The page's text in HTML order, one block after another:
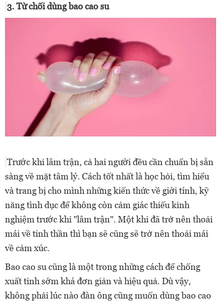
3. Từ chối dùng bao cao su
Trước khi lâm trận, cả hai người đều cần chuẩn bị sẵn
sàng về mặt tâm lý. Cách tốt nhất là học hỏi, tìm hiểu
và trang bị cho mình những kiến thức về giới tính, kỹ
năng tình dục để không còn cảm giác thiếu kinh
nghiệm trước khi "lâm trận". Một khi đã trở nên thoải
mái về tinh thần thì bạn sẽ cũng sẽ trở nên thoải mái
về cảm xúc.
Bao cao su cũng là một trong những cách đểchống
xuất tinh sớm khá đơn giản và hiệu quả. Dù vậy,
không phải lúc nào đàn ông cũng muốn dùng bao cao